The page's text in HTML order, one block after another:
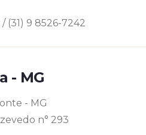
(31) 9 8526-7242
- MG
- MG
n° 293